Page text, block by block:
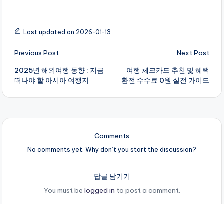
Last updated on 2026-01-13
Post
Previous Post
2025년 해외여행 동향 : 지금
떠나야 할 아시아 여행지
Next Post
여행 체크카드 추천 및 혜택
환전 수수료 0원 실전 가이드
Comments
No comments yet. Why don’t you start the discussion?
답글 남기기
You must be logged in to post a comment.